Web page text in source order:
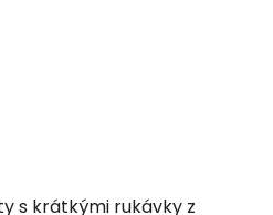
s krátkými rukávky z